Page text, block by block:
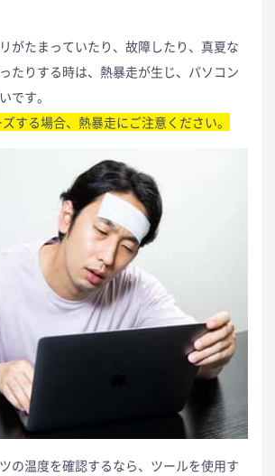
がたまっていたり、故障したり、真夏な
たりする時は、熱暴走が生じ、パソコン
です。
する場合、熱暴走にご注意ください。
の温度を確認するなら、ツールを使用す